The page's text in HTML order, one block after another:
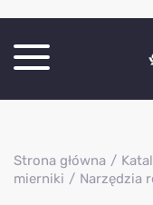
O Firmie
Strona główna
mierniki
Narzędzia